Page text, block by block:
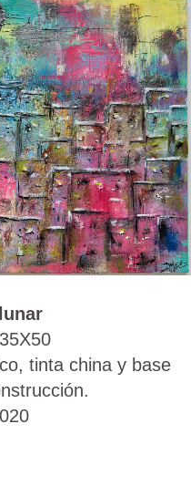
tinta china y base